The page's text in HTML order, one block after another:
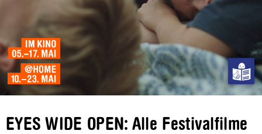
EYES WIDE OPEN: Alle Festivalfilme